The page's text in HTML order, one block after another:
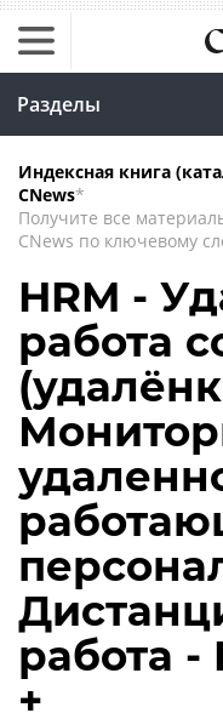
Разделы
Индексная книга
CNews*
Получите все
CNews по ключевому
HRM -
работа
работа -
+